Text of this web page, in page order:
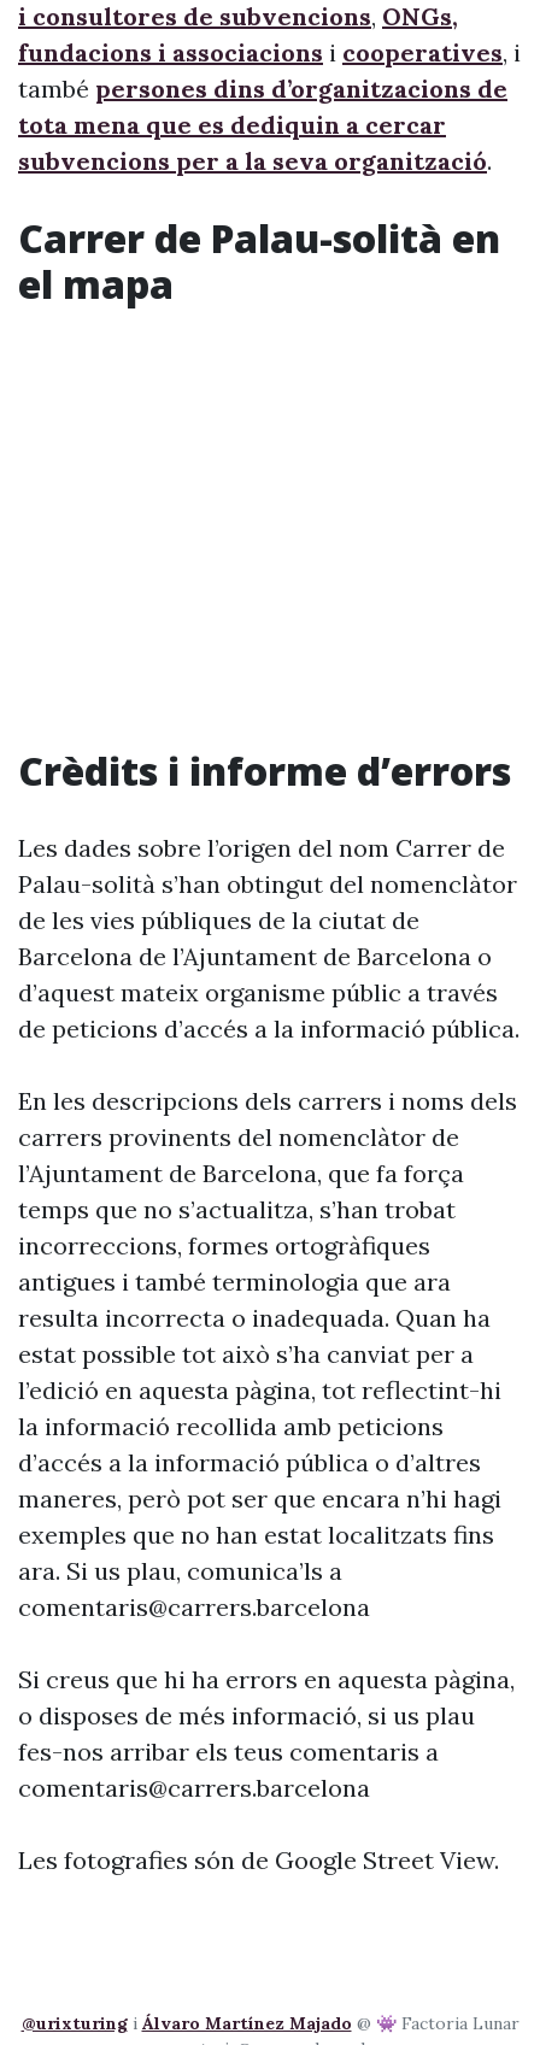
i consultores de subvencions, ONGs,
fundacions i associacions i cooperatives, i
també persones dins d’organitzacions de
tota mena que es dediquin a cercar
subvencions per a la seva organització.
Carrer de Palau-solità en
el mapa
Crèdits i informe d’errors
Les dades sobre l’origen del nom Carrer de
Palau-solità s’han obtingut del nomenclàtor
de les vies públiques de la ciutat de
Barcelona de l’Ajuntament de Barcelona o
d’aquest mateix organisme públic a través
de peticions d’accés a la informació pública.
En les descripcions dels carrers i noms dels
carrers provinents del nomenclàtor de
l’Ajuntament de Barcelona, que fa força
temps que no s’actualitza, s’han trobat
incorreccions, formes ortogràfiques
antigues i també terminologia que ara
resulta incorrecta o inadequada. Quan ha
estat possible tot això s’ha canviat per a
l’edició en aquesta pàgina, tot reflectint-hi
la informació recollida amb peticions
d’accés a la informació pública o d’altres
maneres, però pot ser que encara n’hi hagi
exemples que no han estat localitzats fins
ara. Si us plau, comunica’ls a
comentaris@carrers.barcelona
Si creus que hi ha errors en aquesta pàgina,
o disposes de més informació, si us plau
fes-nos arribar els teus comentaris a
comentaris@carrers.barcelona
Les fotografies són de Google Street View.
@urixturingi Álvaro Martínez Majado @ 👾 Factoria Lunar